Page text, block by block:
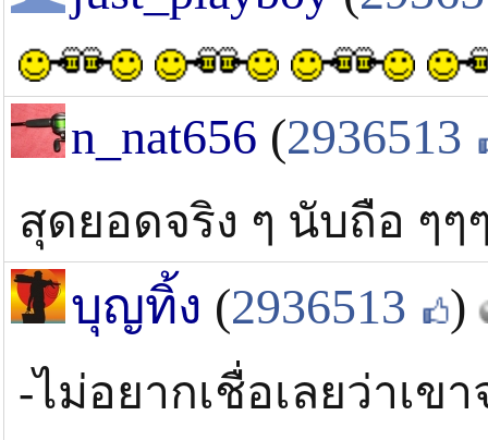
n_nat656 (2936513
สุดยอดจริง ๆ นับถือ ๆๆ
บุญทิ้ง (2936513 )
-ไม่อยากเชื่อเลยว่าเข